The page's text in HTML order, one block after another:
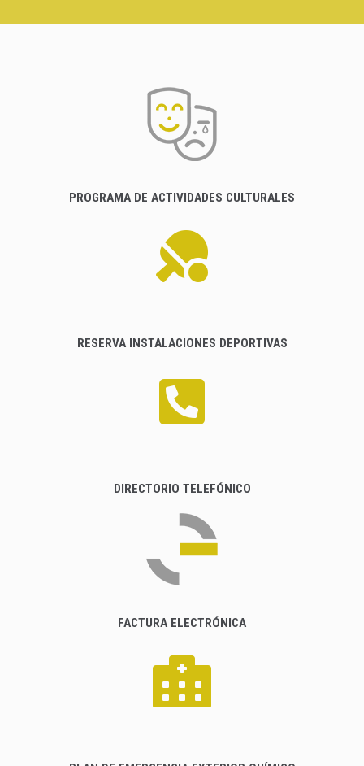
PROGRAMA DE ACTIVIDADES CULTURALES
RESERVA INSTALACIONES DEPORTIVAS
DIRECTORIO TELEFÓNICO
FACTURA ELECTRÓNICA